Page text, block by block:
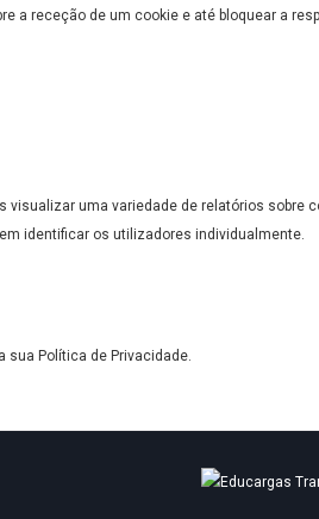
a receção de um cookie e até bloquear a
uma variedade de relatórios sobre
identificar os utilizadores individualmente.
sua Política de Privacidade.